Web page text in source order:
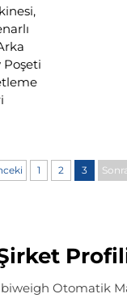
1 2 3
Otomatik